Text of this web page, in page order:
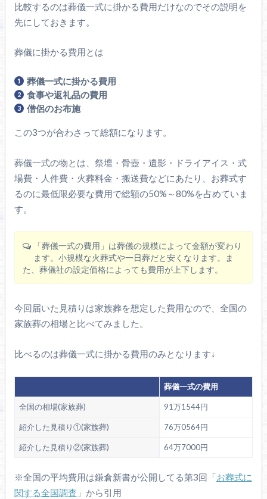
比較するのは葬儀一式に掛かる費用だけなのでその説明を
先にしておきます。
葬儀に掛かる費用とは
葬儀一式に掛かる費用
食事や返礼品の費用
僧侶のお布施
この3つが合わさって総額になります。
葬儀一式の物とは、祭壇・骨壺・遺影・ドライアイス・式
場費・人件費・火葬料金・搬送費などにあたり、お葬式す
るのに最低限必要な費用で総額の50%～80%を占めていま
す。
「葬儀一式の費用」は葬儀の規模によって金額が変わり
ます。小規模な火葬式や一日葬だと安くなります。ま
た、葬儀社の設定価格によっても費用が上下します。
今回届いた見積りは家族葬を想定した費用なので、全国の
家族葬の相場と比べてみました。
比べるのは葬儀一式に掛かる費用のみとなります↓
葬儀一式の費用
全国の相場(家族葬) 91万1544円
紹介した見積り①(家族葬) 76万0564円
紹介した見積り②(家族葬) 64万7000円
※全国の平均費用は鎌倉新書が公開してる第3回「お葬式に
関する全国調査 」から引用